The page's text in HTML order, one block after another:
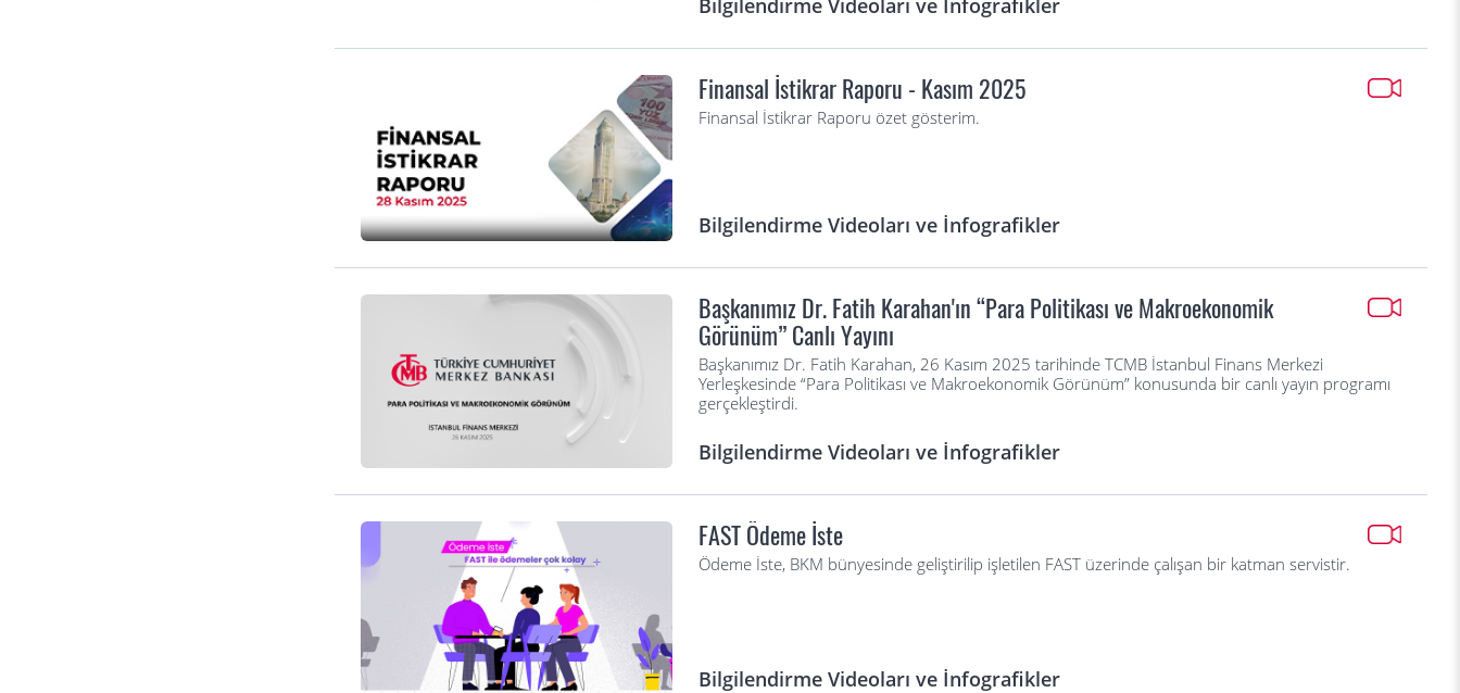
Finansal İstikrar Raporu - Kasım 2025
Finansal İstikrar Raporu özet gösterim.
Bilgilendirme Videoları ve İnfografikler
Başkanımız Dr. Fatih Karahan'ın “Para Politikası ve Makroekonomik
Görünüm” Canlı Yayını
Başkanımız Dr. Fatih Karahan, 26 Kasım 2025 tarihinde TCMB İstanbul Finans Merkezi
Yerleşkesinde “Para Politikası ve Makroekonomik Görünüm” konusunda bir canlı yayın programı
gerçekleştirdi.
Bilgilendirme Videoları ve İnfografikler
FAST Ödeme İste
Ödeme İste, BKM bünyesinde geliştirilip işletilen FAST üzerinde çalışan bir katman servistir.
Bilgilendirme Videoları ve İnfografikler